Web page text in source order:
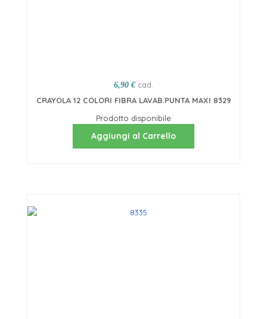
6,90 € cad.
CRAYOLA 12 COLORI FIBRA LAVAB.PUNTA MAXI 8329
Prodotto disponibile
Aggiungi al Carrello